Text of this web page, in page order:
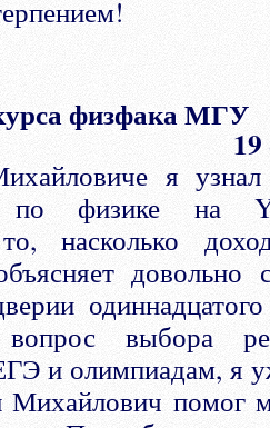
физфака МГУ
я узнал
по физике на
насколько
довольно
выбора
и олимпиадам, я
Михайлович помог